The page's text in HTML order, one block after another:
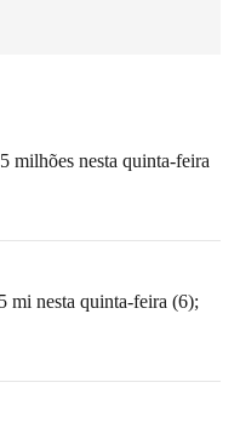
milhões nesta quinta-feira
mi nesta quinta-feira (6);